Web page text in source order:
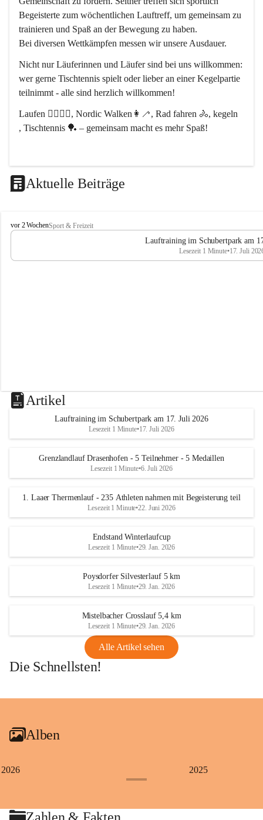
Begeisterte zum wöchentlichen Lauftreff, um gemeinsam zu
trainieren und Spaß an der Bewegung zu haben.
Bei diversen Wettkämpfen messen wir unsere Ausdauer.
Nicht nur Läuferinnen und Läufer sind bei uns willkommen:
wer gerne Tischtennis spielt oder lieber an einer Kegelpartie
teilnimmt - alle sind herzlich willkommen!
Laufen 🏃‍♂️🏃‍♀️, Nordic Walken👩‍🦯, Rad fahren 🚴, kegeln
, Tischtennis 🏓 – gemeinsam macht es mehr Spaß!
Aktuelle Beiträge
L
V
a
vor 2 WochenSport & Freizeit
Lauftraining im Schubertpark am
Lesezeit 1 Minute•17. Juli
Artikel
Lauftraining im Schubertpark am 17. Juli 2026
Lesezeit 1 Minute•17. Juli 2026
Grenzlandlauf Drasenhofen - 5 Teilnehmer - 5 Medaillen
Lesezeit 1 Minute•6. Juli 2026
1. Laaer Thermenlauf - 235 Athleten nahmen mit Begeisterung teil
Lesezeit 1 Minute•22. Juni 2026
Endstand Winterlaufcup
Lesezeit 1 Minute•29. Jan. 2026
Poysdorfer Silvesterlauf 5 km
Lesezeit 1 Minute•29. Jan. 2026
Mistelbacher Crosslauf 5,4 km
Lesezeit 1 Minute•29. Jan. 2026
Alle Artikel sehen
Die Schnellsten!
+1
Alben
2026 2025
Zahlen & Fakten